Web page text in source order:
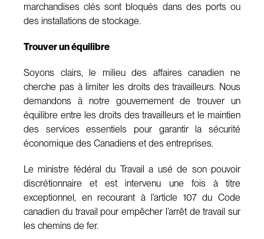
marchandises clés sont bloqués dans des ports ou
des installations de stockage.
Trouver un équilibre
Soyons clairs, le milieu des affaires canadien ne
cherche pas à limiter les droits des travailleurs. Nous
demandons à notre gouvernement de trouver un
équilibre entre les droits des travailleurs et le maintien
des services essentiels pour garantir la sécurité
économique des Canadiens et des entreprises.
Le ministre fédéral du Travail a usé de son pouvoir
discrétionnaire et est intervenu une fois à titre
exceptionnel, en recourant à l’article 107 du Code
canadien du travail pour empêcher l’arrêt de travail sur
les chemins de fer.